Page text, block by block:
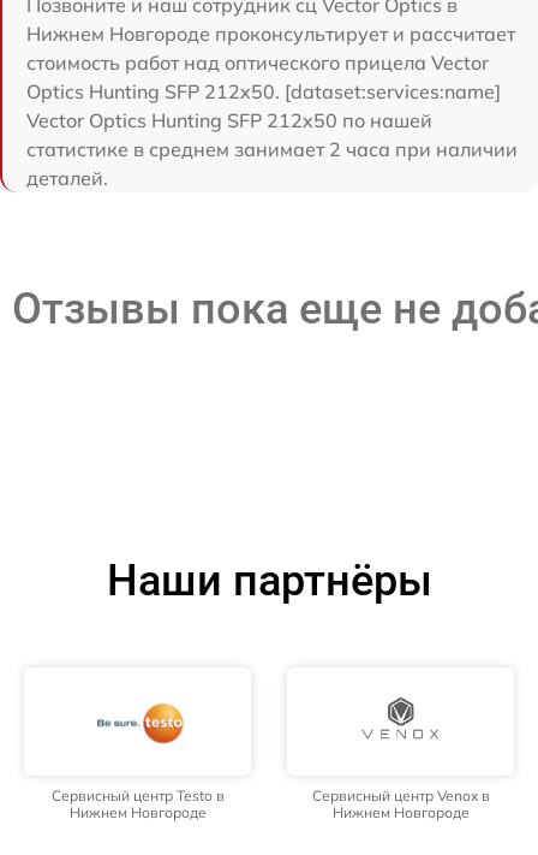
Нижнем Новгороде проконсультирует и рассчитает
стоимость работ над оптического прицела Vector
Optics Hunting SFP 212x50. [dataset:services:name]
Vector Optics Hunting SFP 212x50 по нашей
статистике в среднем занимает 2 часа при наличии
деталей.
Отзывы пока еще не
Наши партнёры
Сервисный центр Testo в
Нижнем Новгороде
Сервисный центр Venox в
Нижнем Новгороде